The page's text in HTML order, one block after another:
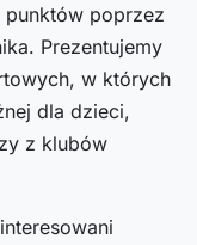
poprzez
Prezentujemy
w których
dla dzieci,
z klubów